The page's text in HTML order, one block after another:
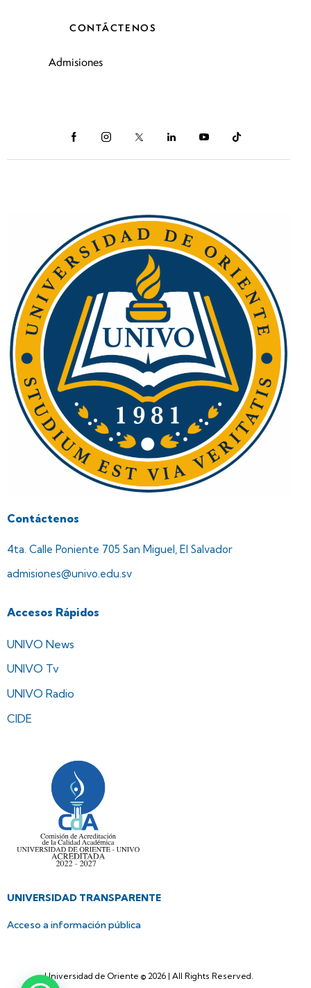
CONTÁCTENOS
Admisiones
Contáctenos
4ta. Calle Poniente 705 San Miguel, El Salvador
admisiones@univo.edu.sv
Accesos Rápidos
UNIVO News
UNIVO Tv
UNIVO Radio
CIDE
UNIVERSIDAD TRANSPARENTE
Acceso a información pública
Universidad de Oriente © 2026 | All Rights Reserved.